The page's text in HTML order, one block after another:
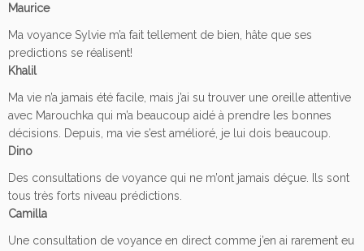
Maurice
Ma voyance Sylvie m’a fait tellement de bien, hâte que ses
predictions se réalisent!
Khalil
Ma vie n’a jamais été facile, mais j’ai su trouver une oreille attentive
avec Marouchka qui m’a beaucoup aidé à prendre les bonnes
décisions. Depuis, ma vie s’est amélioré, je lui dois beaucoup.
Dino
Des consultations de voyance qui ne m’ont jamais déçue. Ils sont
tous très forts niveau prédictions.
Camilla
Une consultation de voyance en direct comme j’en ai rarement eu